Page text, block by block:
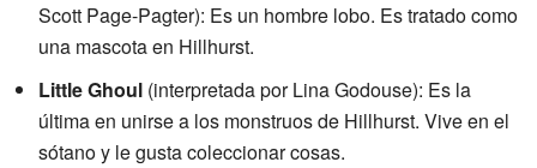
Scott Page-Pagter): Es un hombre lobo. Es tratado como
una mascota en Hillhurst.
Little Ghoul (interpretada por Lina Godouse): Es la
última en unirse a los monstruos de Hillhurst. Vive en el
sótano y le gusta coleccionar cosas.